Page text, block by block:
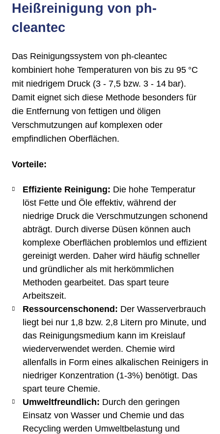
Heißreinigung von ph-
cleantec
Das Reinigungssystem von ph-cleantec
kombiniert hohe Temperaturen von bis zu 95 °C
mit niedrigem Druck (3 - 7,5 bzw. 3 - 14 bar).
Damit eignet sich diese Methode besonders für
die Entfernung von fettigen und öligen
Verschmutzungen auf komplexen oder
empfindlichen Oberflächen.​
Vorteile:
Effiziente Reinigung: Die hohe Temperatur
löst Fette und Öle effektiv, während der
niedrige Druck die Verschmutzungen schonend
abträgt.​ Durch diverse Düsen können auch
komplexe Oberflächen problemlos und effizient
gereinigt werden. Daher wird häufig schneller
und gründlicher als mit herkömmlichen
Methoden gearbeitet. Das spart teure
Arbeitszeit.
Ressourcenschonend: Der Wasserverbrauch
liegt bei nur 1,8 bzw. 2,8 Litern pro Minute, und
das Reinigungsmedium kann im Kreislauf
wiederverwendet werden.​ Chemie wird
allenfalls in Form eines alkalischen Reinigers in
niedriger Konzentration (1-3%) benötigt. Das
spart teure Chemie.
Umweltfreundlich: Durch den geringen
Einsatz von Wasser und Chemie und das
Recycling werden Umweltbelastung und